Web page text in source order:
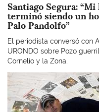
Santiago Segura:
terminó siendo un
Palo Pandolfo”
El periodista conversó con
URONDO sobre Pozo
Cornelio y la Zona.
Imagen